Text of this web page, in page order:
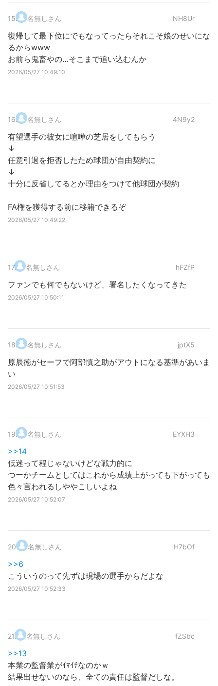
15. 名無しさん NH8Ur
復帰して最下位にでもなってったらそれこそ娘のせいにな
るからwww
お前ら鬼畜やの…そこまで追い込むんか
2026/05/27 10:49:10
16. 名無しさん 4N9y2
有望選手の彼女に喧嘩の芝居をしてもらう
↓
任意引退を拒否したため球団が自由契約に
↓
十分に反省してるとか理由をつけて他球団が契約
FA権を獲得する前に移籍できるぞ
2026/05/27 10:49:22
17. 名無しさん hFZfP
ファンでも何でもないけど、署名したくなってきた
2026/05/27 10:50:11
18. 名無しさん jptX5
原辰徳がセーフで阿部慎之助がアウトになる基準があいま
い
2026/05/27 10:51:53
19. 名無しさん EYXH3
>>14
低迷って程じゃないけどな戦力的に
つーかチームとしてはこれから成績上がっても下がっても
色々言われるしややこしいよね
2026/05/27 10:52:07
20. 名無しさん H7bOf
>>6
こういうのって先ずは現場の選手からだよな
2026/05/27 10:52:33
21. 名無しさん fZSbc
>>13
本業の監督業がｲﾏｲﾁなのかｗ
結果出せないのなら、全ての責任は監督だしな。